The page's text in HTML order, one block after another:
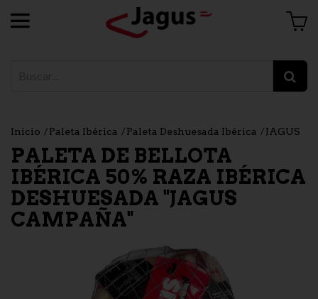
Inicio Paleta Ibérica Paleta Deshuesada Ibérica JAGUS
PALETA DE BELLOTA
IBÉRICA 50% RAZA IBÉRICA
DESHUESADA "JAGUS
CAMPAÑA"